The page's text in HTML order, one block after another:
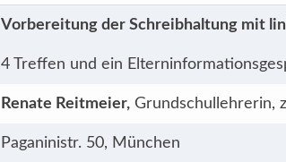
Vorbereitung der Schreibhaltung mit
4 Treffen und ein
Renate Reitmeier, Grundschullehrerin,
Paganinistr. 50, München